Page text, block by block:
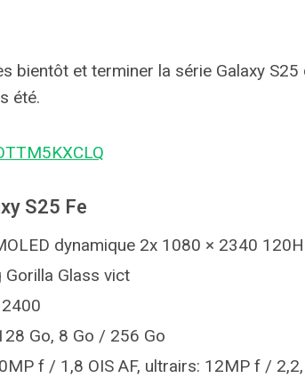
bientôt et terminer la série Galaxy
été.
S25 Fe
dynamique 2x 1080 × 2340
Gorilla Glass vict
Go, 8 Go / 256 Go
f / 1,8 OIS AF, ultrairs: 12MP f /